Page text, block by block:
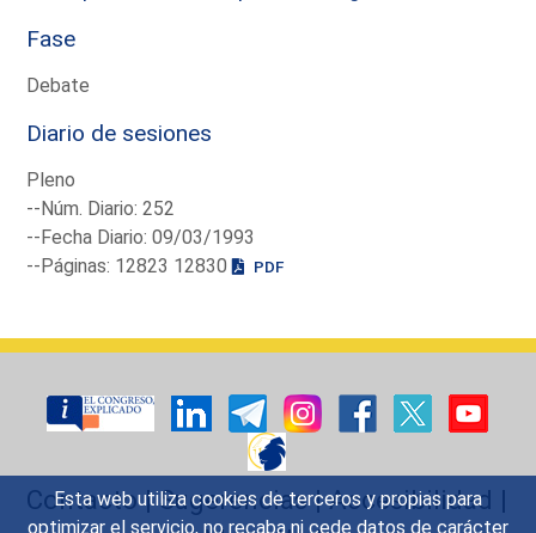
Esta web utiliza cookies de terceros y propias para
optimizar el servicio, no recaba ni cede datos de carácter
Fase
Debate
Diario de sesiones
Pleno
--Núm. Diario: 252
--Fecha Diario: 09/03/1993
--Páginas: 12823 12830
PDF
Contacto|Sugerencias|Accesibilidad |